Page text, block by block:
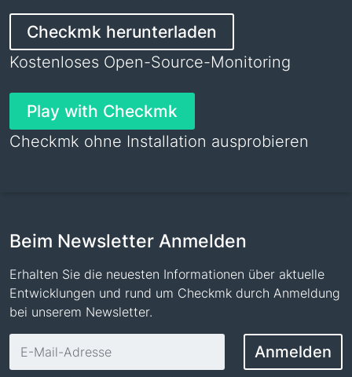
Checkmk herunterladen
Kostenloses Open-Source-Monitoring
Play with Checkmk
Checkmk ohne Installation ausprobieren
Beim Newsletter Anmelden
Erhalten Sie die neuesten Informationen über aktuelle
Entwicklungen und rund um Checkmk durch Anmeldung
bei unserem Newsletter.
Anmelden